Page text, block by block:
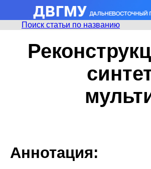
Поиск статьи по названию
Аннотация: